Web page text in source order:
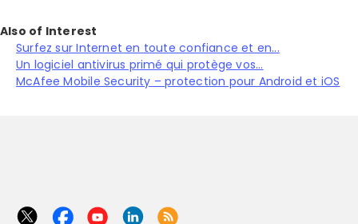
Also of Interest
Surfez sur Internet en toute confiance et en...
Un logiciel antivirus primé qui protège vos...
McAfee Mobile Security – protection pour Android et iOS